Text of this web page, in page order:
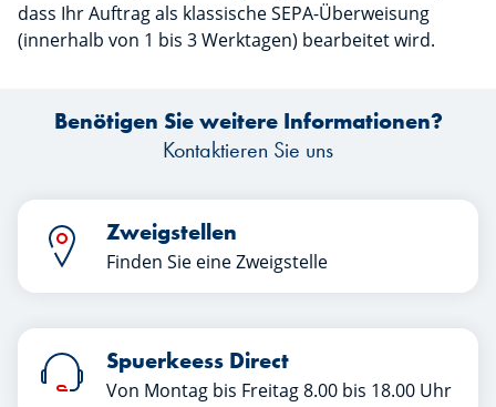
dass Ihr Auftrag als klassische SEPA-Überweisung
(innerhalb von 1 bis 3 Werktagen) bearbeitet wird.
Benötigen Sie weitere Informationen?
Kontaktieren Sie uns
Zweigstellen
Finden Sie eine Zweigstelle
Spuerkeess Direct
Von Montag bis Freitag 8.00 bis 18.00 Uhr